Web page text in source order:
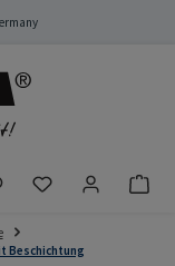
Du hast 0
Beschichtung